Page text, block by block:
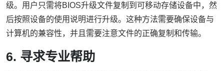
级。用户只需将BIOS升级文件复制到可移动存储设备中，然
后按照设备的使用说明进行升级。这种方法需要确保设备与
计算机的兼容性，并且需要注意文件的正确复制和传输。
6. 寻求专业帮助